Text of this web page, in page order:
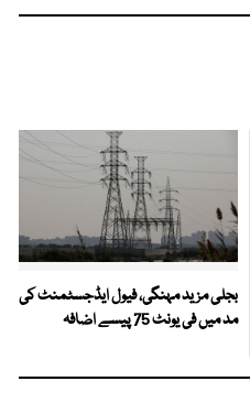
بجلی مزید مہنگی، فیول ایڈجسٹمنٹ کی
مد میں فی یونٹ 75 پیسے اضافہ